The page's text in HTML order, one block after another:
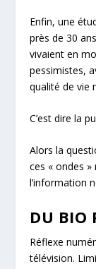
Enfin, une
près de 30
vivaient en
pessimistes,
qualité de vie
C’est dire la
Alors la
ces « ondes
l’information
DU BIO
Réflexe
télévision.